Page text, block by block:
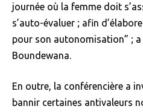
journée où la femme doit
s’auto-évaluer ; afin
pour son autonomisation” ; a
Boundewana.
En outre, la conférencière a
bannir certaines antivaleurs